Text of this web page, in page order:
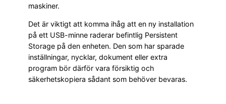
maskiner.
Det är viktigt att komma ihåg att en ny installation
på ett USB-minne raderar befintlig Persistent
Storage på den enheten. Den som har sparade
inställningar, nycklar, dokument eller extra
program bör därför vara försiktig och
säkerhetskopiera sådant som behöver bevaras.